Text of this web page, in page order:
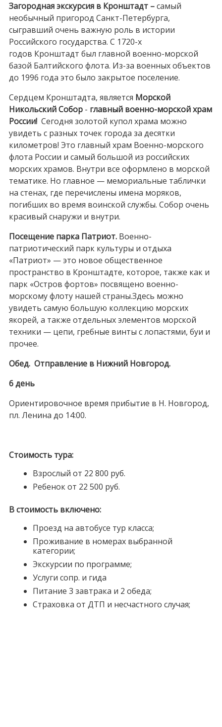
Загородная экскурсия в Кронштадт –самый
необычный пригород Санкт-Петербурга,
сыгравший очень важную роль в истории
Российского государства. С 1720-х
годов Кронштадт был главной военно-морской
базой Балтийского флота. Из-за военных объектов
до 1996 года это было закрытое поселение.
Сердцем Кронштадта, является Морской
Никольский Собор- главный военно-морской храм
России! Сегодня золотой купол храма можно
увидеть с разных точек города за десятки
километров! Это главный храм Военно-морского
флота России и самый большой из российских
морских храмов. Внутри все оформлено в морской
тематике. Но главное — мемориальные таблички
на стенах, где перечислены имена моряков,
погибших во время воинской службы. Собор очень
красивый снаружи и внутри.
Посещение парка Патриот. Военно-
патриотический парк культуры и отдыха
«Патриот» — это новое общественное
пространство в Кронштадте, которое, также как и
парк «Остров фортов» посвящено военно-
морскому флоту нашей страны.Здесь можно
увидеть самую большую коллекцию морских
якорей, а также отдельных элементов морской
техники — цепи, гребные винты с лопастями, буи и
прочее.
Обед. Отправление в Нижний Новгород.
6 день
Ориентировочное время прибытие в Н. Новгород,
пл. Ленина до 14:00.
Стоимость тура:
Взрослый от 22 800 руб.
Ребенок от 22 500 руб.
В стоимость включено:
Проезд на автобусе тур класса;
Проживание в номерах выбранной
категории;
Экскурсии по программе;
Услуги сопр. и гида
Питание 3 завтрака и 2 обеда;
Страховка от ДТП и несчастного случая;